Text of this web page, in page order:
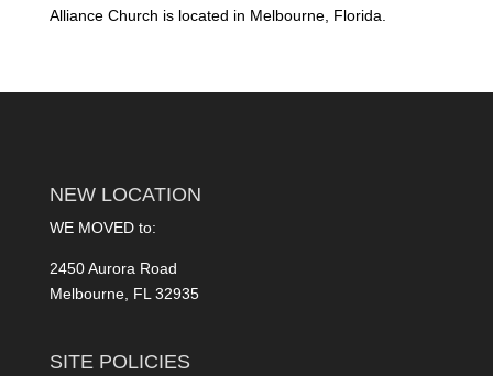
Alliance Church is located in Melbourne, Florida.
NEW LOCATION
WE MOVED to:
2450 Aurora Road
Melbourne, FL 32935
SITE POLICIES